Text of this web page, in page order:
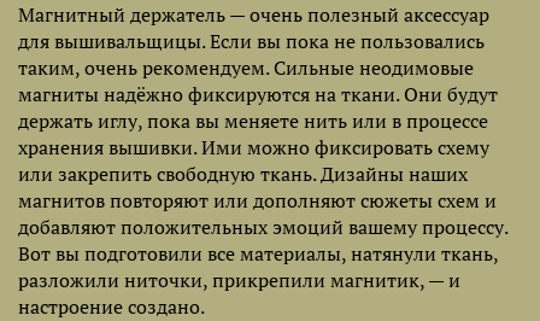
Магнитный держатель — очень полезный аксессуар
для вышивальщицы. Если вы пока не пользовались
таким, очень рекомендуем. Сильные неодимовые
магниты надёжно фиксируются на ткани. Они будут
держать иглу, пока вы меняете нить или в процессе
хранения вышивки. Ими можно фиксировать схему
или закрепить свободную ткань. Дизайны наших
магнитов повторяют или дополняют сюжеты схем и
добавляют положительных эмоций вашему процессу.
Вот вы подготовили все материалы, натянули ткань,
разложили ниточки, прикрепили магнитик, — и
настроение создано.